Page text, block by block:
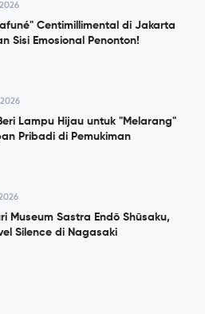
Centimillimental di Jakarta
Sisi Emosional Penonton!
Lampu Hijau untuk "Melarang"
Pribadi di Pemukiman
Museum Sastra Endō Shūsaku,
Silence di Nagasaki